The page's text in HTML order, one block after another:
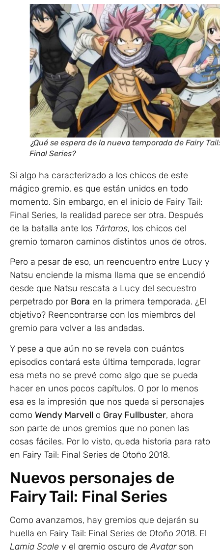
¿Qué se espera de la nueva temporada de Fairy Tail:
Final Series?
Si algo ha caracterizado a los chicos de este
mágico gremio, es que están unidos en todo
momento. Sin embargo, en el inicio de Fairy Tail:
Final Series, la realidad parece ser otra. Después
de la batalla ante los Tártaros, los chicos del
gremio tomaron caminos distintos unos de otros.
Pero a pesar de eso, un reencuentro entre Lucy y
Natsu enciende la misma llama que se encendió
desde que Natsu rescata a Lucy del secuestro
perpetrado por Bora en la primera temporada. ¿El
objetivo? Reencontrarse con los miembros del
gremio para volver a las andadas.
Y pese a que aún no se revela con cuántos
episodios contará esta última temporada, lograr
esa meta no se prevé como algo que se pueda
hacer en unos pocos capítulos. O por lo menos
esa es la impresión que nos queda si personajes
como Wendy Marvell o Gray Fullbuster, ahora
son parte de unos gremios que no ponen las
cosas fáciles. Por lo visto, queda historia para rato
en Fairy Tail: Final Series de Otoño 2018.
Nuevos personajes de
Fairy Tail: Final Series
Como avanzamos, hay gremios que dejarán su
huella en Fairy Tail: Final Series de Otoño 2018. El
Lamia Scale y el gremio oscuro deAvatarson